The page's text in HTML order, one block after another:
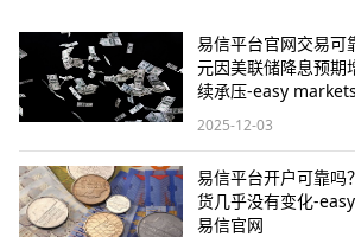
易信平台官网交易可
元因美联储降息预期
续承压-easy
2025-12-03
易信平台开户可靠吗
货几乎没有变化-
易信官网